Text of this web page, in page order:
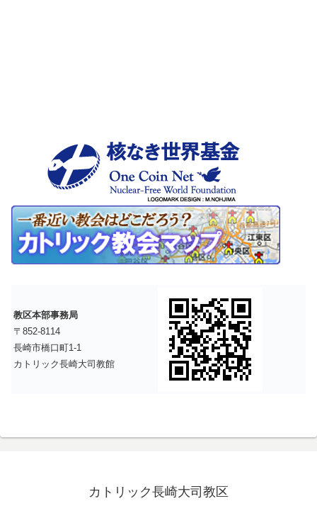
教区本部事務局
〒852-8114
長崎市橋口町1-1
カトリック長崎大司教館
カトリック長崎大司教区